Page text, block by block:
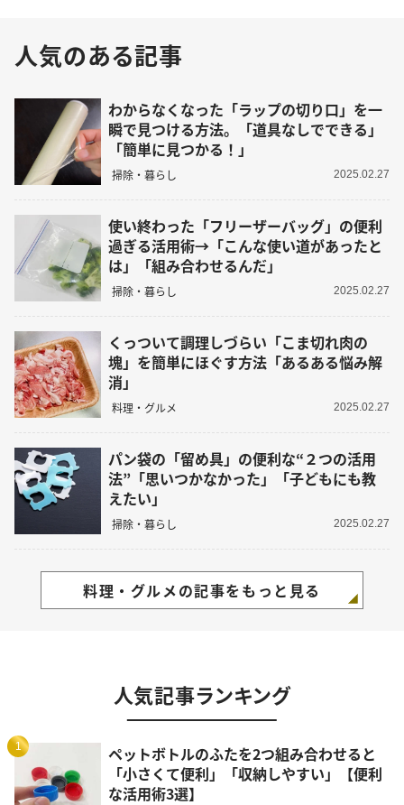
人気のある記事
わからなくなった「ラップの切り口」を一
瞬で見つける方法。「道具なしでできる」
「簡単に見つかる！」
掃除・暮らし 2025.02.27
使い終わった「フリーザーバッグ」の便利
過ぎる活用術→「こんな使い道があったと
は」「組み合わせるんだ」
掃除・暮らし 2025.02.27
くっついて調理しづらい「こま切れ肉の
塊」を簡単にほぐす方法「あるある悩み解
消」
料理・グルメ 2025.02.27
パン袋の「留め具」の便利な“２つの活用
法”「思いつかなかった」「子どもにも教
えたい」
掃除・暮らし 2025.02.27
料理・グルメの記事をもっと見る
人気記事ランキング
1
ペットボトルのふたを2つ組み合わせると
「小さくて便利」「収納しやすい」【便利
な活用術3選】